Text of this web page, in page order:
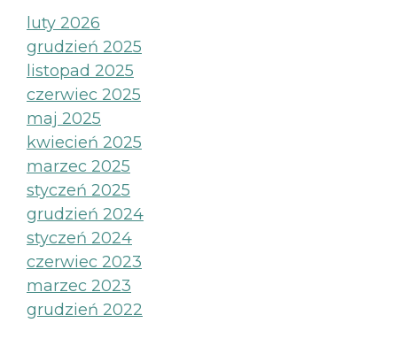
luty 2026
grudzień 2025
listopad 2025
czerwiec 2025
maj 2025
kwiecień 2025
marzec 2025
styczeń 2025
grudzień 2024
styczeń 2024
czerwiec 2023
marzec 2023
grudzień 2022